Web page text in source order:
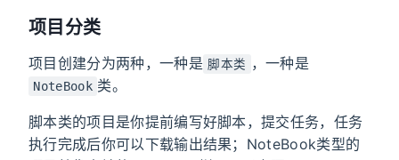
项目分类
项目创建分为两种，一种是 脚本类 ，一种是
NoteBook 类。
脚本类的项目是你提前编写好脚本，提交任务，任务
执行完成后你可以下载输出结果；NoteBook类型的